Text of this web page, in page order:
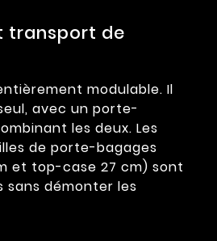
transport de
modulable. Il
avec un porte-
les deux. Les
de porte-bagages
et top-case 27 cm) sont
sans démonter les